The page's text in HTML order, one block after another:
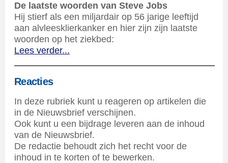
De laatste woorden van Steve Jobs
Hij stierf als een miljardair op 56 jarige leeftijd
aan alvleesklierkanker en hier zijn zijn laatste
woorden op het ziekbed:
Lees verder...
Reacties
In deze rubriek kunt u reageren op artikelen die
in de Nieuwsbrief verschijnen.
Ook kunt u een bijdrage leveren aan de inhoud
van de Nieuwsbrief.
De redactie behoudt zich het recht voor de
inhoud in te korten of te bewerken.